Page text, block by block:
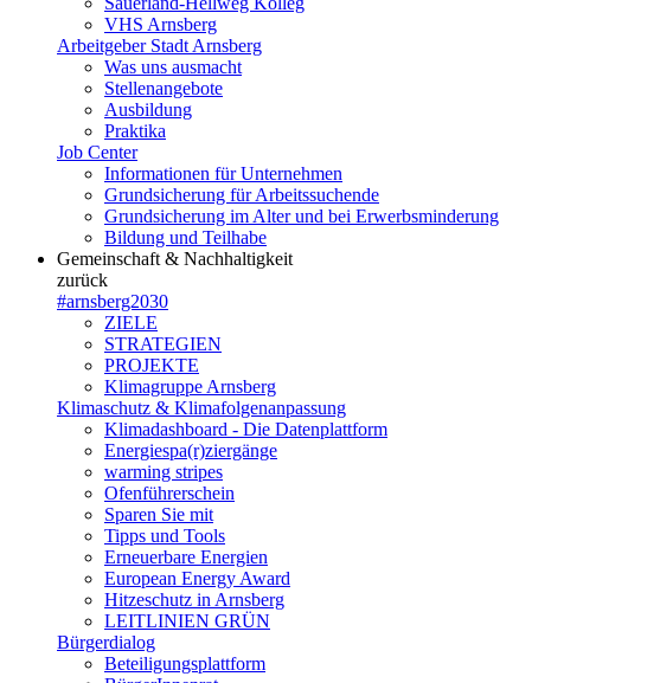
VHS Arnsberg
Arbeitgeber Stadt Arnsberg
Was uns ausmacht
Stellenangebote
Ausbildung
Praktika
Job Center
Informationen für Unternehmen
Grundsicherung für Arbeitssuchende
Grundsicherung im Alter und bei Erwerbsminderung
Bildung und Teilhabe
Gemeinschaft & Nachhaltigkeit
zurück
#arnsberg2030
ZIELE
STRATEGIEN
PROJEKTE
Klimagruppe Arnsberg
Klimaschutz & Klimafolgenanpassung
Klimadashboard - Die Datenplattform
Energiespa(r)ziergänge
warming stripes
Ofenführerschein
Sparen Sie mit
Tipps und Tools
Erneuerbare Energien
European Energy Award
Hitzeschutz in Arnsberg
LEITLINIEN GRÜN
Bürgerdialog
Beteiligungsplattform